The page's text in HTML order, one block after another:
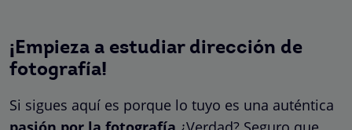
¡Empieza a estudiar dirección de
fotografía!
Si sigues aquí es porque lo tuyo es una auténtica